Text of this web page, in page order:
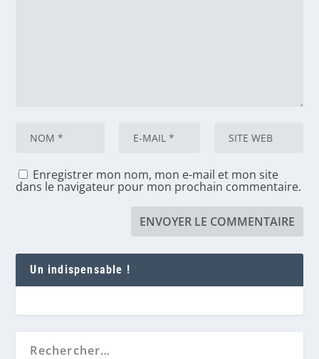
Enregistrer mon nom, mon e-mail et mon site
dans le navigateur pour mon prochain commentaire.
Un indispensable !